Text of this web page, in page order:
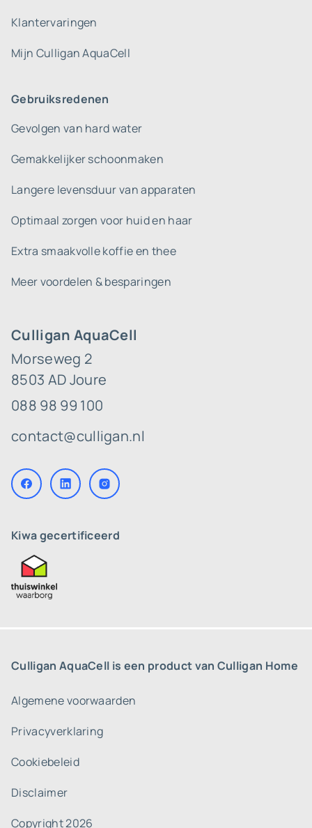
Culligan AquaCell
Morseweg 2
8503 AD Joure
088 98 99 100
contact@culligan.nl
Kiwa gecertificeerd
Klantervaringen
Mijn Culligan AquaCell
Gebruiksredenen
Gevolgen van hard water
Gemakkelijker schoonmaken
Langere levensduur van apparaten
Optimaal zorgen voor huid en haar
Extra smaakvolle koffie en thee
Meer voordelen & besparingen
Culligan AquaCell is een product van Culligan Home
Algemene voorwaarden
Privacyverklaring
Cookiebeleid
Disclaimer
Copyright 2026